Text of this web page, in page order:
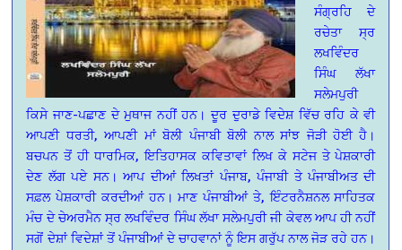
ਸੰਗ੍ਰਹਿ ਦੇ
ਰਚੇਤਾ ਸ੍ਰ
ਲਖਵਿੰਦਰ
ਸਿੰਘ ਲੱਖਾ
ਸਲੇਮਪੁਰੀ
ਕਿਸੇ ਜਾਣ-ਪਛਾਣ ਦੇ ਮੁਥਾਜ ਨਹੀਂ ਹਨ। ਦੂਰ ਦੁਰਾਡੇ ਵਿਦੇਸ਼ ਵਿੱਚ ਰਹਿ ਕੇ ਵੀ
ਆਪਣੀ ਧਰਤੀ, ਆਪਣੀ ਮਾਂ ਬੋਲੀ ਪੰਜਾਬੀ ਬੋਲੀ ਨਾਲ ਸਾਂਝ ਜੋੜੀ ਹੋਈ ਹੈ।
ਬਚਪਨ ਤੋਂ ਹੀ ਧਾਰਮਿਕ, ਇਤਿਹਾਸਕ ਕਵਿਤਾਵਾਂ ਲਿਖ ਕੇ ਸਟੇਜ ਤੇ ਪੇਸ਼ਕਾਰੀ
ਦੇਣ ਲੱਗ ਪਏ ਸਨ। ਆਪ ਦੀਆਂ ਲਿਖਤਾਂ ਪੰਜਾਬ, ਪੰਜਾਬੀ ਤੇ ਪੰਜਾਬੀਅਤ ਦੀ
ਸਫ਼ਲ ਪੇਸ਼ਕਾਰੀ ਕਰਦੀਆਂ ਹਨ। ਮਾਣ ਪੰਜਾਬੀਆਂ ਤੇ, ਇੰਟਰਨੈਸ਼ਨਲ ਸਾਹਿਤਕ
ਮੰਚ ਦੇ ਚੇਅਰਮੈਨ ਸ੍ਰ ਲਖਵਿੰਦਰ ਸਿੰਘ ਲੱਖਾ ਸਲੇਮਪੁਰੀ ਜੀ ਕੇਵਲ ਆਪ ਹੀ ਨਹੀਂ
ਸਗੋਂ ਦੇਸ਼ਾਂ ਵਿਦੇਸ਼ਾਂ ਤੋਂ ਪੰਜਾਬੀਆਂ ਦੇ ਚਾਹਵਾਨਾਂ ਨੂੰ ਇਸ ਗਰੁੱਪ ਨਾਲ ਜੋੜ ਰਹੇ ਹਨ।